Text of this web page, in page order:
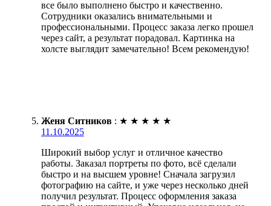
все было выполнено быстро и качественно.
Сотрудники оказались внимательными и
профессиональными. Процесс заказа легко прошел
через сайт, а результат порадовал. Картинка на
холсте выглядит замечательно! Всем рекомендую!
Женя Ситников : ★ ★ ★ ★ ★
11.10.2025
Широкий выбор услуг и отличное качество
работы. Заказал портреты по фото, всё сделали
быстро и на высшем уровне! Сначала загрузил
фотографию на сайте, и уже через несколько дней
получил результат. Процесс оформления заказа